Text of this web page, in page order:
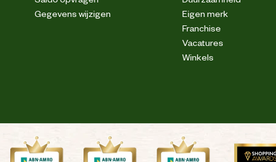
Gegevens wijzigen
Eigen merk
Franchise
Vacatures
Winkels